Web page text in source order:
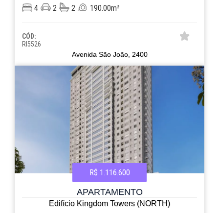
4 2 2 190.00m²
CÓD:
RI5526
Avenida São João, 2400
R$ 1.116.600
APARTAMENTO
Edifício Kingdom Towers (NORTH)